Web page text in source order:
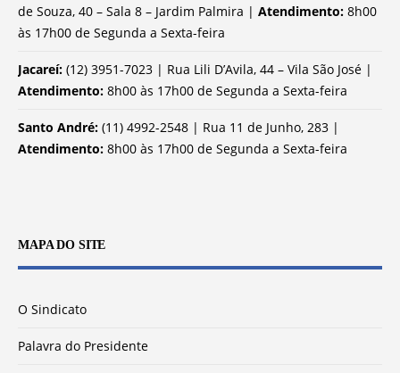
de Souza, 40 – Sala 8 – Jardim Palmira | Atendimento: 8h00
às 17h00 de Segunda a Sexta-feira
Jacareí: (12) 3951-7023 | Rua Lili D’Avila, 44 – Vila São José |
Atendimento: 8h00 às 17h00 de Segunda a Sexta-feira
Santo André: (11) 4992-2548 | Rua 11 de Junho, 283 |
Atendimento: 8h00 às 17h00 de Segunda a Sexta-feira
MAPA DO SITE
O Sindicato
Palavra do Presidente